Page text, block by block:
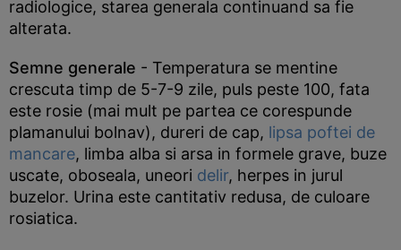
radiologice, starea generala continuand sa fie
alterata.
Semne generale - Temperatura se mentine
crescuta timp de 5-7-9 zile, puls peste 100, fata
este rosie (mai mult pe partea ce corespunde
plamanului bolnav), dureri de cap, lipsa poftei de
mancare, limba alba si arsa in formele grave, buze
uscate, oboseala, uneori delir, herpes in jurul
buzelor. Urina este cantitativ redusa, de culoare
rosiatica.